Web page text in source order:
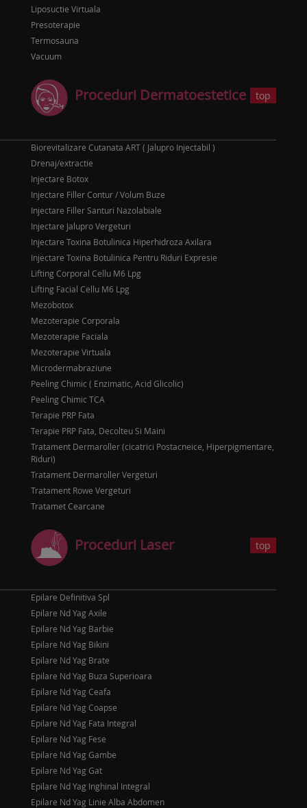
Liposuctie Virtuala
Presoterapie
Termosauna
Vacuum
top
Proceduri Dermatoestetice
Biorevitalizare Cutanata ART ( Jalupro Injectabil )
Drenaj/extractie
Injectare Botox
Injectare Filler Contur / Volum Buze
Injectare Filler Santuri Nazolabiale
Injectare Jalupro Vergeturi
Injectare Toxina Botulinica Hiperhidroza Axilara
Injectare Toxina Botulinica Pentru Riduri Expresie
Lifting Corporal Cellu M6 Lpg
Lifting Facial Cellu M6 Lpg
Mezobotox
Mezoterapie Corporala
Mezoterapie Faciala
Mezoterapie Virtuala
Microdermabraziune
Peeling Chimic ( Enzimatic, Acid Glicolic)
Peeling Chimic TCA
Terapie PRP Fata
Terapie PRP Fata, Decolteu Si Maini
Tratament Dermaroller (cicatrici Postacneice, Hiperpigmentare,
Riduri)
Tratament Dermaroller Vergeturi
Tratament Rowe Vergeturi
Tratamet Cearcane
top
Proceduri Laser
Epilare Definitiva Spl
Epilare Nd Yag Axile
Epilare Nd Yag Barbie
Epilare Nd Yag Bikini
Epilare Nd Yag Brate
Epilare Nd Yag Buza Superioara
Epilare Nd Yag Ceafa
Epilare Nd Yag Coapse
Epilare Nd Yag Fata Integral
Epilare Nd Yag Fese
Epilare Nd Yag Gambe
Epilare Nd Yag Gat
Epilare Nd Yag Inghinal Integral
Epilare Nd Yag Linie Alba Abdomen